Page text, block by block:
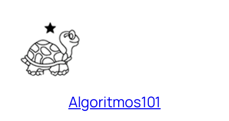
Algoritmos101